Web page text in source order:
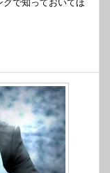
で知っておいてほ